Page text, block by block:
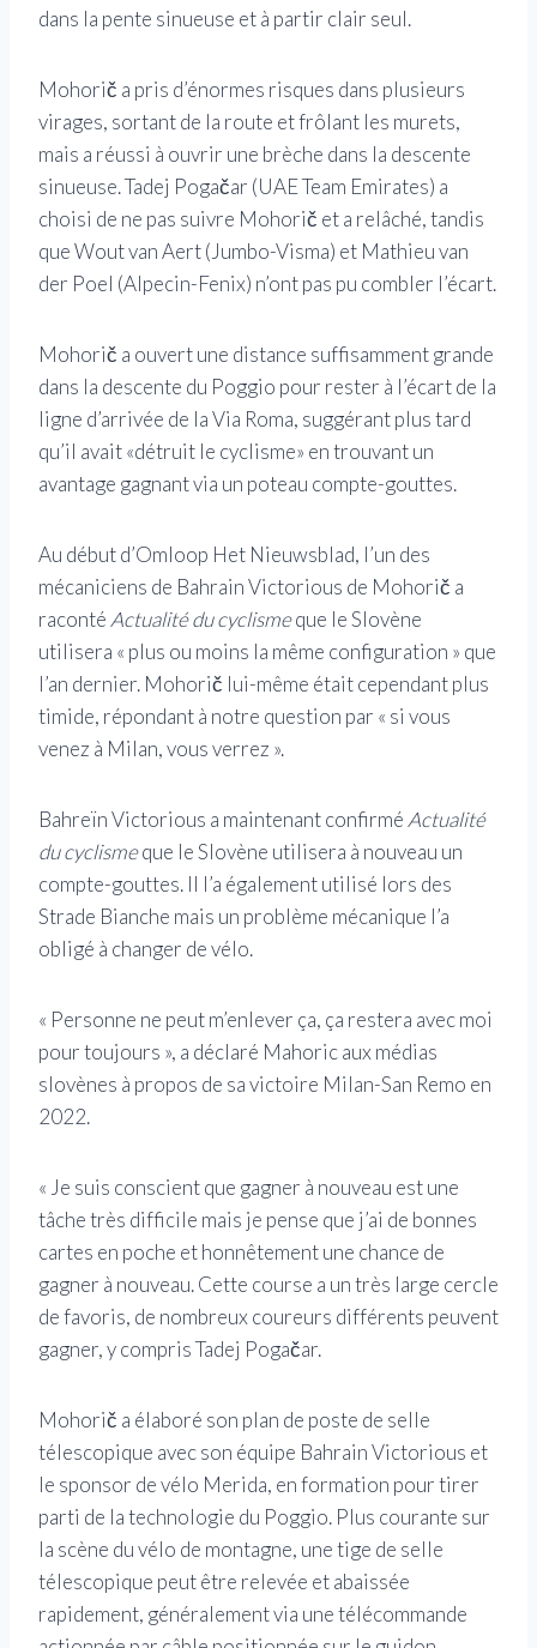
dans la pente sinueuse et à partir clair seul.
Mohorič a pris d’énormes risques dans plusieurs
virages, sortant de la route et frôlant les murets,
mais a réussi à ouvrir une brèche dans la descente
sinueuse. Tadej Pogačar (UAE Team Emirates) a
choisi de ne pas suivre Mohorič et a relâché, tandis
que Wout van Aert (Jumbo-Visma) et Mathieu van
der Poel (Alpecin-Fenix) n’ont pas pu combler l’écart.
Mohorič a ouvert une distance suffisamment grande
dans la descente du Poggio pour rester à l’écart de la
ligne d’arrivée de la Via Roma, suggérant plus tard
qu’il avait «détruit le cyclisme» en trouvant un
avantage gagnant via un poteau compte-gouttes.
Au début d’Omloop Het Nieuwsblad, l’un des
mécaniciens de Bahrain Victorious de Mohorič a
raconté Actualité du cyclismeque le Slovène
utilisera « plus ou moins la même configuration » que
l’an dernier. Mohorič lui-même était cependant plus
timide, répondant à notre question par « si vous
venez à Milan, vous verrez ».
Bahreïn Victorious a maintenant confirmé Actualité
du cyclismeque le Slovène utilisera à nouveau un
compte-gouttes. Il l’a également utilisé lors des
Strade Bianche mais un problème mécanique l’a
obligé à changer de vélo.
« Personne ne peut m’enlever ça, ça restera avec moi
pour toujours », a déclaré Mahoric aux médias
slovènes à propos de sa victoire Milan-San Remo en
2022.
« Je suis conscient que gagner à nouveau est une
tâche très difficile mais je pense que j’ai de bonnes
cartes en poche et honnêtement une chance de
gagner à nouveau. Cette course a un très large cercle
de favoris, de nombreux coureurs différents peuvent
gagner, y compris Tadej Pogačar.
Mohorič a élaboré son plan de poste de selle
télescopique avec son équipe Bahrain Victorious et
le sponsor de vélo Merida, en formation pour tirer
parti de la technologie du Poggio. Plus courante sur
la scène du vélo de montagne, une tige de selle
télescopique peut être relevée et abaissée
rapidement, généralement via une télécommande